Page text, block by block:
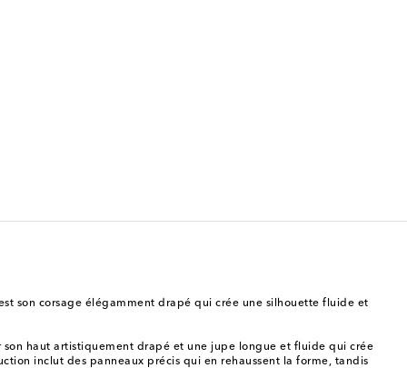
son corsage élégamment drapé qui crée une silhouette fluide et
haut artistiquement drapé et une jupe longue et fluide qui crée
inclut des panneaux précis qui en rehaussent la forme, tandis